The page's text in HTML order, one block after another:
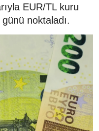
EUR/TL kuru
noktaladı.